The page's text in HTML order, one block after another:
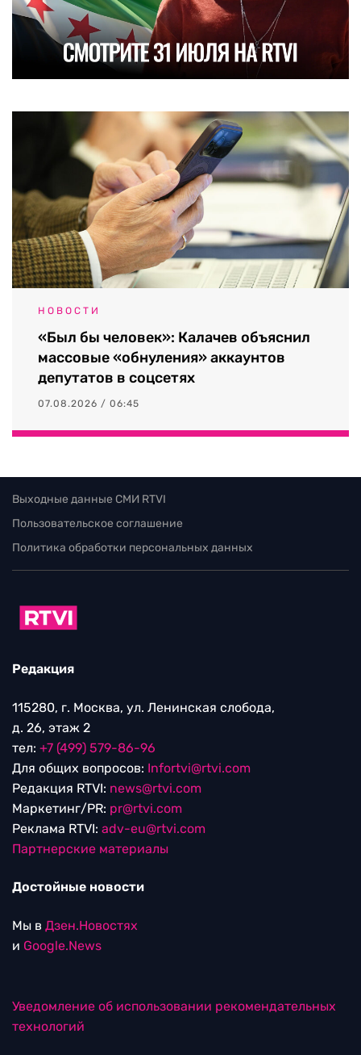
НОВОСТИ
«Был бы человек»: Калачев объяснил
массовые «обнуления» аккаунтов
депутатов в соцсетях
07.08.2026 / 06:45
Выходные данные СМИ RTVI
Пользовательское соглашение
Политика обработки персональных данных
Редакция
115280, г. Москва, ул. Ленинская слобода,
д. 26, этаж 2
тел: +7 (499) 579-86-96
Для общих вопросов: Infortvi@rtvi.com
Редакция RTVI: news@rtvi.com
Маркетинг/PR: pr@rtvi.com
Реклама RTVI: adv-eu@rtvi.com
Партнерские материалы
Достойные новости
Мы в Дзен.Новостях
и Google.News
Уведомление об использовании рекомендательных
технологий